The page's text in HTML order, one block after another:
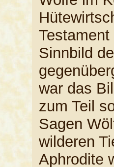
Sinnbild
war das
zum Teil
Sagen
wilderen
Aphrodite